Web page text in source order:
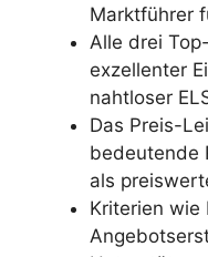
Marktführer
Alle drei
exzellenter
nahtloser
Das Preis-
bedeutende
als
Kriterien wie